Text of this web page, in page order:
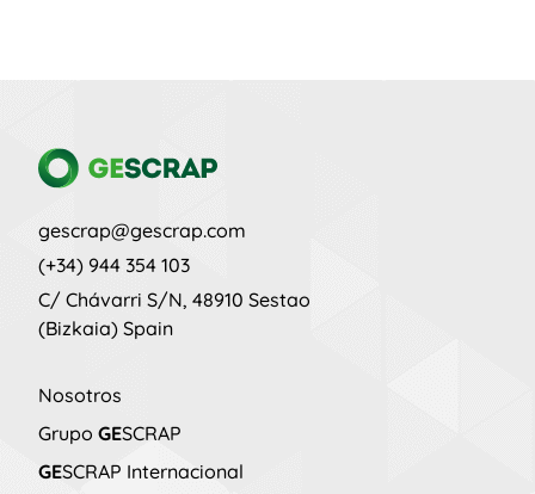
gescrap@gescrap.com
(+34) 944 354 103
C/ Chávarri S/N, 48910 Sestao
(Bizkaia) Spain
Nosotros
Grupo GESCRAP
GESCRAP Internacional